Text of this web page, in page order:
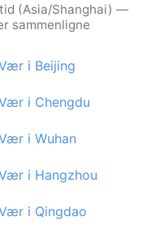
(Asia/Shanghai) —
sammenligne
i Beijing
i Chengdu
i Wuhan
i Hangzhou
i Qingdao